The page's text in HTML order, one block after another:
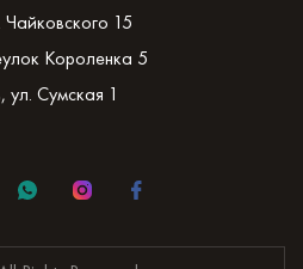
Чайковского 15
Короленка 5
ул. Сумская 1